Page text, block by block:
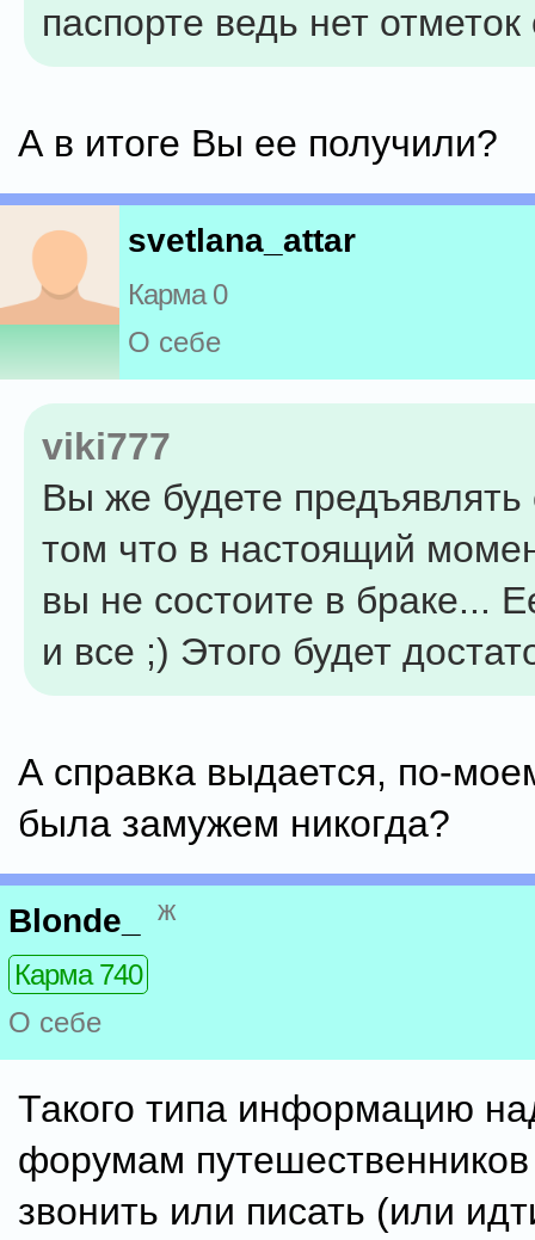
паспорте ведь нет
А в итоге Вы ее получили?
svetlana_attar
Карма 0
О себе
viki777
Вы же будете предъявлять
том что в настоящий
вы не состоите в браке...
и все ;) Этого будет
А справка выдается, по-
была замужем никогда?
Blonde_ ж
Карма 740
О себе
Такого типа информацию
форумам путешественников
звонить или писать (или